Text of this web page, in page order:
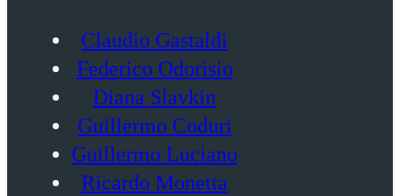
Claudio Gastaldi
Federico Odorisio
Diana Slavkin
Guillermo Coduri
Guillermo Luciano
Ricardo Monetta